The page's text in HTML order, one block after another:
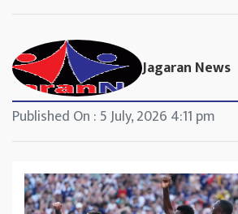
Jagaran News
Published On : 5 July, 2026 4:11 pm